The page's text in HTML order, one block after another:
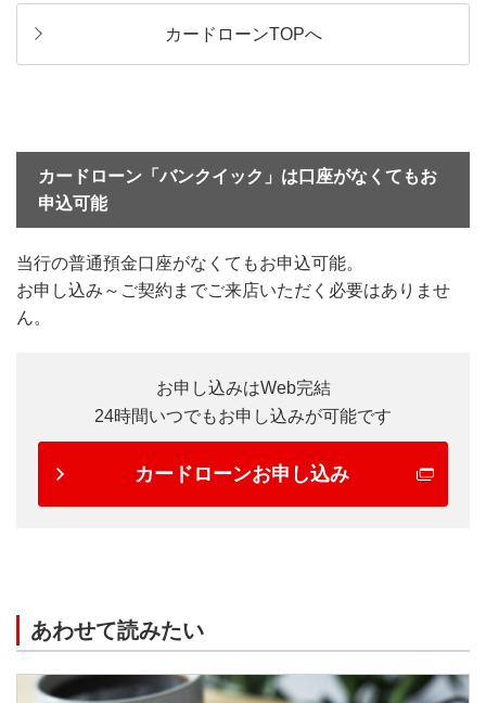
カードローンTOPへ
カードローン「バンクイック」は口座がなくてもお
申込可能
当行の普通預金口座がなくてもお申込可能。
お申し込み～ご契約までご来店いただく必要はありませ
ん。
お申し込みはWeb完結
24時間いつでもお申し込みが可能です
カードローンお申し込み
あわせて読みたい